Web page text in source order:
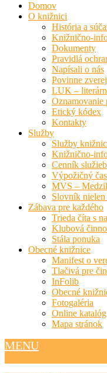
Domov
O knižnici
História a
Knižnično-
Dokumenty
Pravidlá
Napísali o nás
Povinne
LUK –
Oznamovanie
Etický kódex
Kontakty
Služby
Služby
Knižnično-
Cenník
Výpožičný čas
MVS –
Slovník
Zábava pre každého
Trieda číta s
Klubová
Stála ponuka
Obecné knižnice
Manifest o
Tlačivá pre
InFolib
Obecné
Fotogaléria
Online katalóg
Mapa stránok
MENU